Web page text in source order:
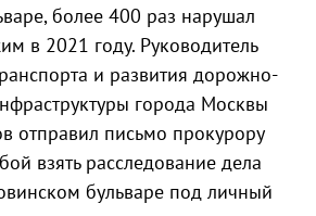
более 400 раз нарушал
в 2021 году. Руководитель
и развития дорожно-
города Москвы
отправил письмо прокурору
взять расследование дела
бульваре под личный